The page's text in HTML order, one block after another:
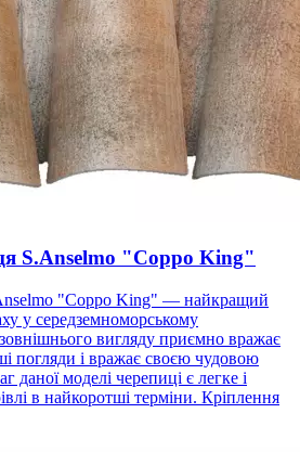
S.Anselmo "Coppo King"
"Coppo King" — найкращий
у середземноморському
вигляду приємно вражає
погляди і вражає своєю чудовою
даної моделі черепиці є легке і
в найкоротші терміни. Кріплення